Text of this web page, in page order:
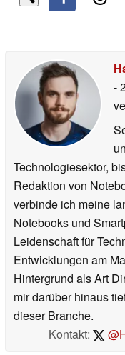
-
Technologiesektor,
Redaktion von
verbinde ich meine
Notebooks und
Leidenschaft für
Entwicklungen am
Hintergrund als Art
mir darüber hinaus
dieser Branche.
Kontakt: